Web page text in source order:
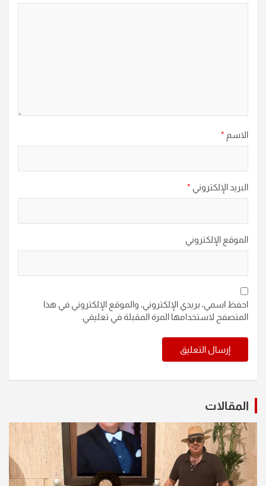
الاسم *
البريد الإلكتروني *
الموقع الإلكتروني
احفظ اسمي، بريدي الإلكتروني، والموقع الإلكتروني في هذا
المتصفح لاستخدامها المرة المقبلة في تعليقي.
المقالات